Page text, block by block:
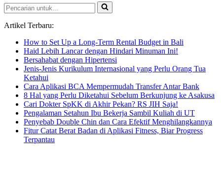
Pencarian
untuk...
Artikel Terbaru:
How to Set Up a Long-Term Rental Budget in Bali
Haid Lebih Lancar dengan Hindari Minuman Ini!
Bersahabat dengan Hipertensi
Jenis-Jenis Kurikulum Internasional yang Perlu Orang Tua
Ketahui
Cara Aplikasi BCA Mempermudah Transfer Antar Bank
8 Hal yang Perlu Diketahui Sebelum Berkunjung ke Asakusa
Cari Dokter SpKK di Akhir Pekan? RS JIH Saja!
Pengalaman Setahun Ibu Bekerja Sambil Kuliah di UT
Penyebab Double Chin dan Cara Efektif Menghilangkannya
Fitur Catat Berat Badan di Aplikasi Fitness, Biar Progress
Terpantau